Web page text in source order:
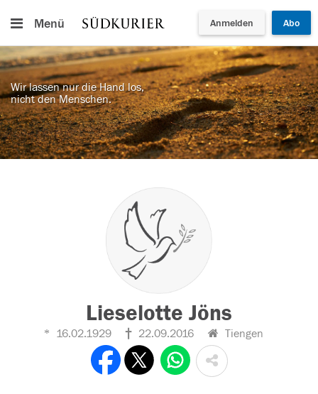
Menü Anmelden Abo
Wir lassen nur die Hand los,
nicht den Menschen.
Lieselotte Jöns
16.02.1929 22.09.2016 Tiengen